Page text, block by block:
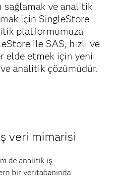
sağlamak ve analitik
için SingleStore
platformumuza
ile SAS, hızlı ve
elde etmek için yeni
analitik çözümüdür.
veri mimarisi
de analitik iş
bir veritabanında